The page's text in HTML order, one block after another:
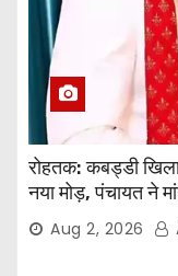
रोहतक: कबड्डी
नया मोड़, पंचायत ने
Aug 2, 2026